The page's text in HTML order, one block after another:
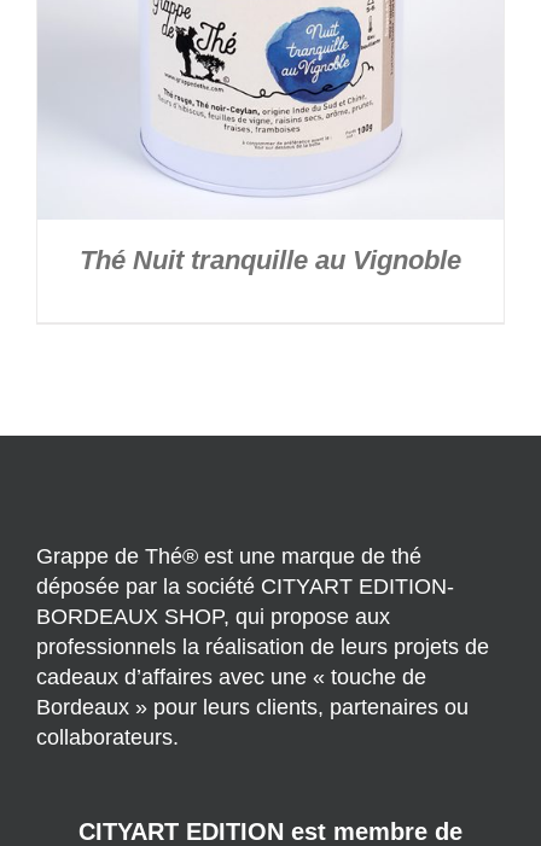
Thé Nuit tranquille au Vignoble
Grappe de Thé® est une marque de thé
déposée par la société CITYART EDITION-
BORDEAUX SHOP, qui propose aux
professionnels la réalisation de leurs projets de
cadeaux d’affaires avec une « touche de
Bordeaux » pour leurs clients, partenaires ou
collaborateurs.
CITYART EDITION est membre de